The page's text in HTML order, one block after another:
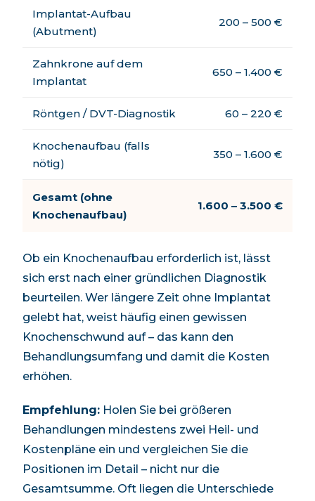
Implantat-Aufbau
(Abutment)
200 – 500 €
Zahnkrone auf dem
Implantat
650 – 1.400 €
Röntgen / DVT-Diagnostik 60 – 220 €
Knochenaufbau (falls
nötig)
350 – 1.600 €
Gesamt (ohne
Knochenaufbau)
1.600 – 3.500 €
Ob ein Knochenaufbau erforderlich ist, lässt
sich erst nach einer gründlichen Diagnostik
beurteilen. Wer längere Zeit ohne Implantat
gelebt hat, weist häufig einen gewissen
Knochenschwund auf – das kann den
Behandlungsumfang und damit die Kosten
erhöhen.
Empfehlung: Holen Sie bei größeren
Behandlungen mindestens zwei Heil- und
Kostenpläne ein und vergleichen Sie die
Positionen im Detail – nicht nur die
Gesamtsumme. Oft liegen die Unterschiede